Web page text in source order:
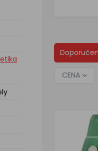
CENA